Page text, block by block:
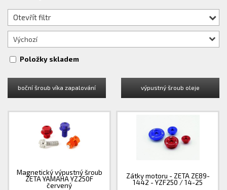
Otevřít filtr
Výchozí
Položky skladem
boční šroub víka zapalování výpustný šroub oleje
Magnetický výpustný šroub
ZETA YAMAHA YZ250F
červený
Zátky motoru - ZETA ZE89-
1442 - YZF250 / 14-25